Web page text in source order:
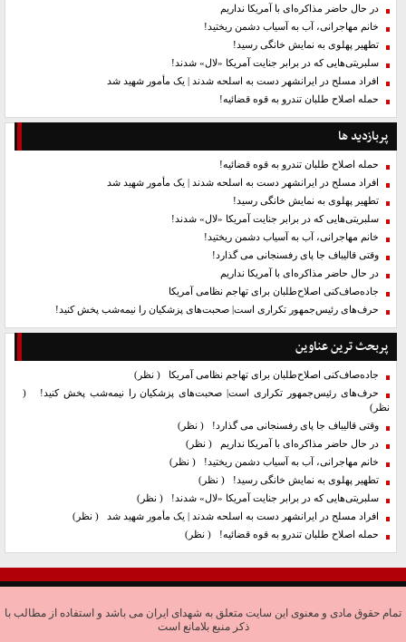
در حال حاضر مذاکره‌ای با آمریکا نداریم
خانم مهاجرانی، آب به آسیاب دشمن ریختید!
تطهیر پهلوی به نمایش خانگی رسید!
سلبریتی‌هایی که در برابر جنایت آمریکا «لال» شدند!
افراد مسلح در ایرانشهر دست به اسلحه شدند | یک مأمور شهید شد
حمله اصلاح طلبان تندرو به قوه قضائیه!
پربازدید ها
حمله اصلاح طلبان تندرو به قوه قضائیه!
افراد مسلح در ایرانشهر دست به اسلحه شدند | یک مأمور شهید شد
تطهیر پهلوی به نمایش خانگی رسید!
سلبریتی‌هایی که در برابر جنایت آمریکا «لال» شدند!
خانم مهاجرانی، آب به آسیاب دشمن ریختید!
وقتی قالیباف جا پای رفسنجانی می گذارد!
در حال حاضر مذاکره‌ای با آمریکا نداریم
جاده‌صاف‌کنی اصلاح‌طلبان برای تهاجم نظامی آمریکا
حرف‌های رئیس‌جمهور تکراری است| صحبت‌های پزشکیان را نیمه‌شب پخش کنید!
پربحث ترین عناوین
جاده‌صاف‌کنی اصلاح‌طلبان برای تهاجم نظامی آمریکا
( نظر)
حرف‌های رئیس‌جمهور تکراری است| صحبت‌های پزشکیان را نیمه‌شب پخش کنید!
(
نظر)
وقتی قالیباف جا پای رفسنجانی می گذارد! ( نظر)
در حال حاضر مذاکره‌ای با آمریکا نداریم
( نظر)
خانم مهاجرانی، آب به آسیاب دشمن ریختید! ( نظر)
تطهیر پهلوی به نمایش خانگی رسید! ( نظر)
سلبریتی‌هایی که در برابر جنایت آمریکا «لال» شدند! ( نظر)
افراد مسلح در ایرانشهر دست به اسلحه شدند | یک مأمور شهید شد
( نظر)
حمله اصلاح طلبان تندرو به قوه قضائیه! ( نظر)
تمام حقوق مادی و معنوی این سایت متعلق به شهدای ایران می باشد و استفاده از مطالب با
ذکر منبع بلامانع است